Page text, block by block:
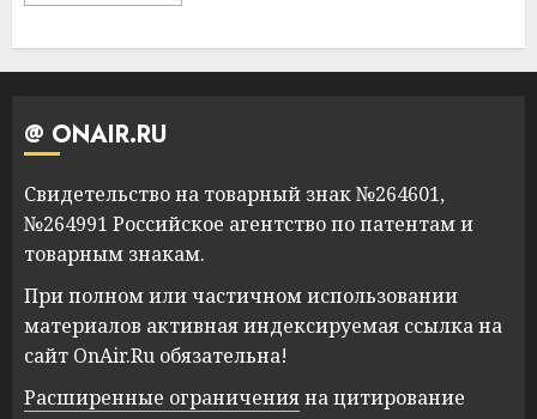
@ ONAIR.RU
Свидетельство на товарный знак №264601,
№264991 Российское агентство по патентам и
товарным знакам.
При полном или частичном использовании
материалов активная индексируемая ссылка на
сайт OnAir.Ru обязательна!
Расширенные ограниченияна цитирование